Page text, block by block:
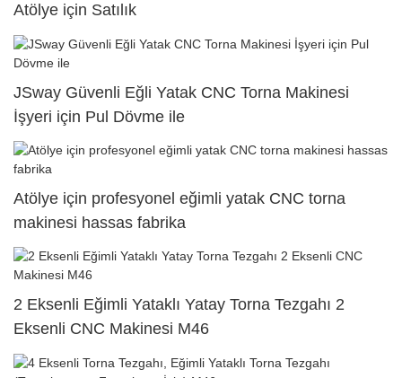
Atölye için Satılık
JSway Güvenli Eğli Yatak CNC Torna Makinesi
İşyeri için Pul Dövme ile
Atölye için profesyonel eğimli yatak CNC torna
makinesi hassas fabrika
2 Eksenli Eğimli Yataklı Yatay Torna Tezgahı 2
Eksenli CNC Makinesi M46